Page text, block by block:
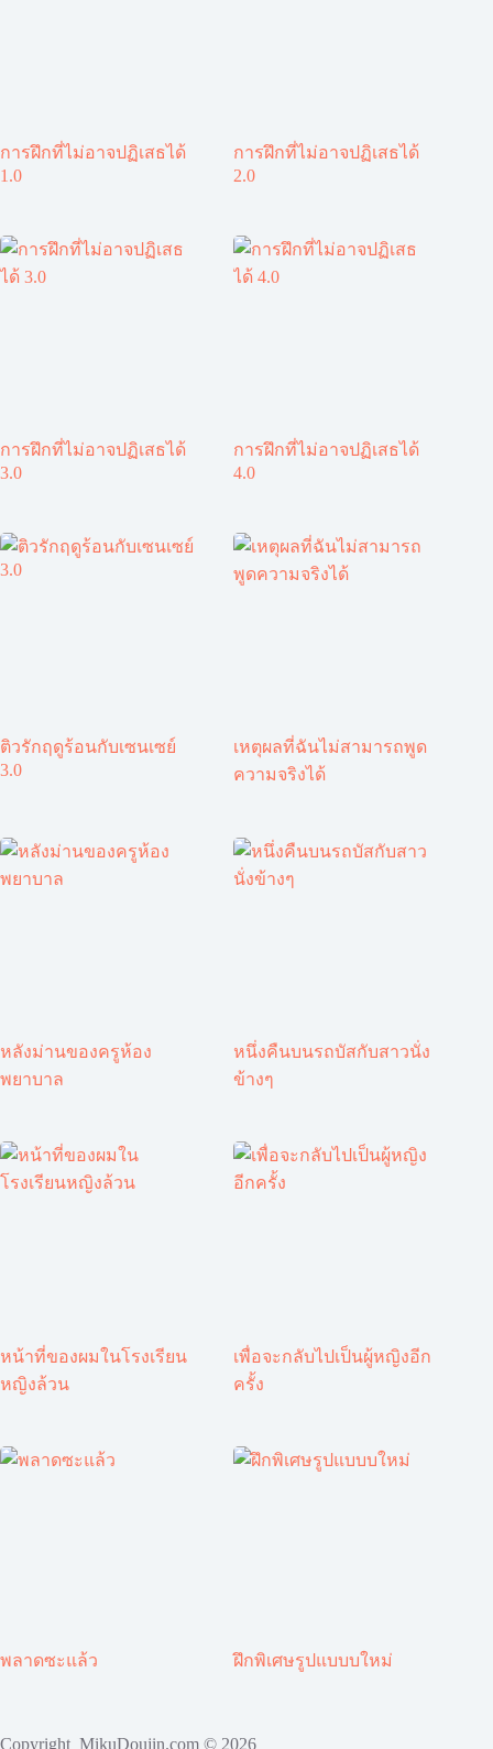
การฝึกที่ไม่อาจปฏิเสธได้
1.0
การฝึกที่ไม่อาจปฏิเสธได้
2.0
การฝึกที่ไม่อาจปฏิเสธได้
3.0
การฝึกที่ไม่อาจปฏิเสธได้
4.0
ติวรักฤดูร้อนกับเซนเซย์
3.0
เหตุผลที่ฉันไม่สามารถพูด
ความจริงได้
หลังม่านของครูห้อง
พยาบาล
หนึ่งคืนบนรถบัสกับสาวนั่ง
ข้างๆ
หน้าที่ของผมในโรงเรียน
หญิงล้วน
เพื่อจะกลับไปเป็นผู้หญิงอีก
ครั้ง
พลาดซะแล้ว ฝึกพิเศษรูปแบบบใหม่
Copyright MikuDoujin.com © 2026